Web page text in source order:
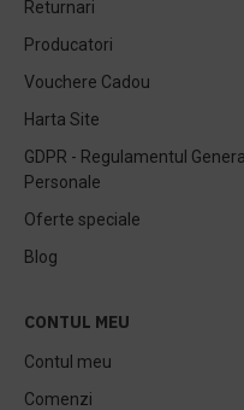
Returnari
Producatori
Vouchere Cadou
Harta Site
GDPR - Regulamentul
Personale
Oferte speciale
Blog
CONTUL MEU
Contul meu
Comenzi